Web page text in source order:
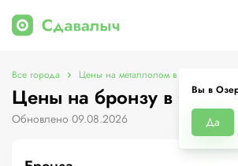
Вы в
Да
Все города Цены на металлолом в Озерах
Цены на бронзу в
Обновлено 09.08.2026